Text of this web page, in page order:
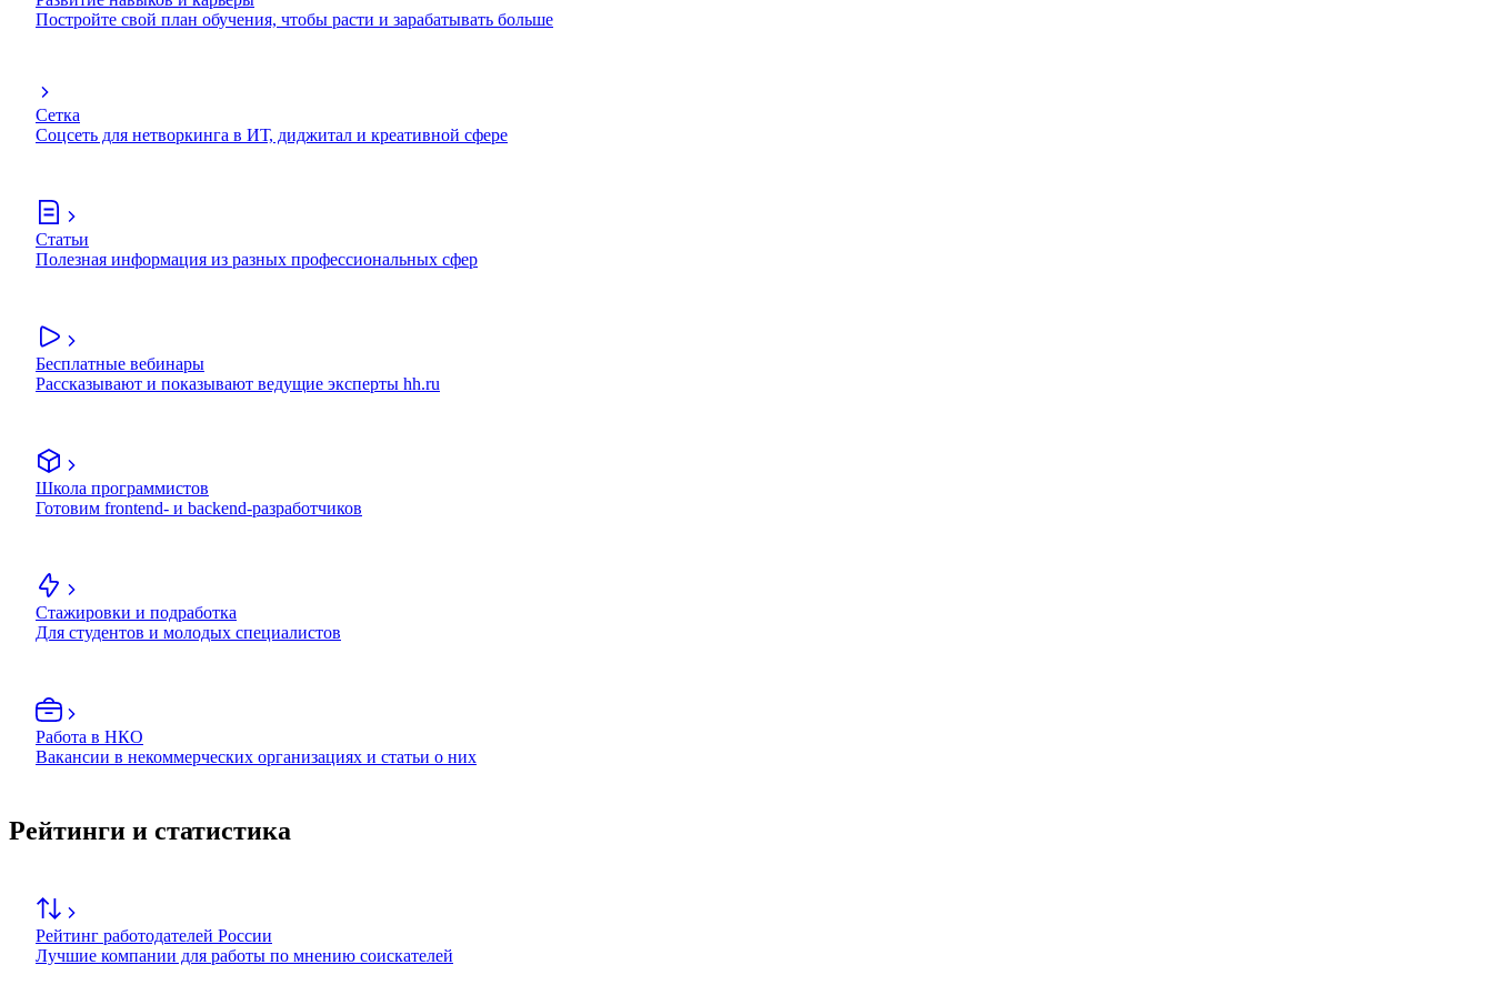
Постройте свой план обучения, чтобы расти и зарабатывать больше
Сетка
Соцсеть для нетворкинга в ИТ, диджитал и креативной сфере
Статьи
Полезная информация из разных профессиональных сфер
Бесплатные вебинары
Рассказывают и показывают ведущие эксперты hh.ru
Школа программистов
Готовим frontend- и backend-разработчиков
Стажировки и подработка
Для студентов и молодых специалистов
Работа в НКО
Вакансии в некоммерческих организациях и статьи о них
Рейтинги и статистика
Рейтинг работодателей России
Лучшие компании для работы по мнению соискателей